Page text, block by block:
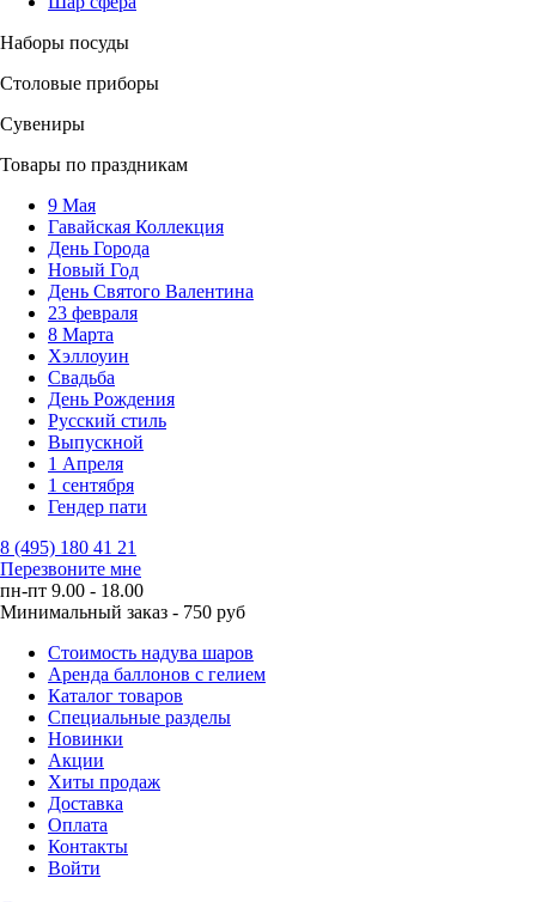
Наборы посуды
Столовые приборы
Сувениры
Товары по праздникам
9 Мая
Гавайская Коллекция
День Города
Новый Год
День Святого Валентина
23 февраля
8 Марта
Хэллоуин
Свадьба
День Рождения
Русский стиль
Выпускной
1 Апреля
1 сентября
Гендер пати
8 (495) 180 41 21
Перезвоните мне
пн-пт 9.00 - 18.00
Минимальный заказ - 750 руб
Стоимость надува шаров
Аренда баллонов с гелием
Каталог товаров
Специальные разделы
Новинки
Акции
Хиты продаж
Доставка
Оплата
Контакты
Войти